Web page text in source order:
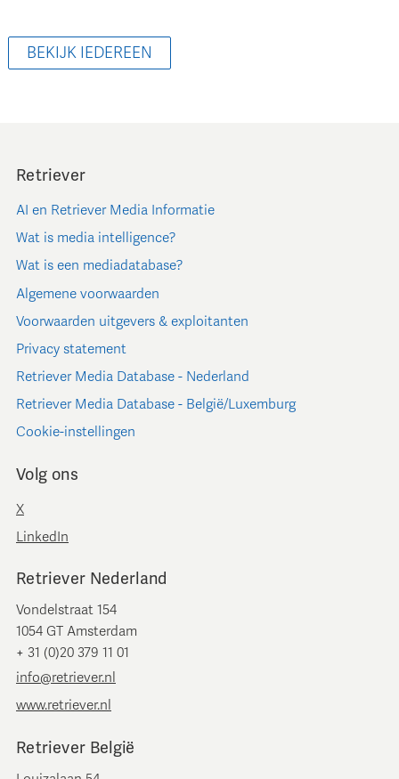
BEKIJK IEDEREEN
Retriever
AI en Retriever Media Informatie
Wat is media intelligence?
Wat is een mediadatabase?
Algemene voorwaarden
Voorwaarden uitgevers & exploitanten
Privacy statement
Retriever Media Database - Nederland
Retriever Media Database - België/Luxemburg
Cookie-instellingen
Volg ons
X
LinkedIn
Retriever Nederland
Vondelstraat 154
1054 GT Amsterdam
+ 31 (0)20 379 11 01
info@retriever.nl
www.retriever.nl
Retriever België